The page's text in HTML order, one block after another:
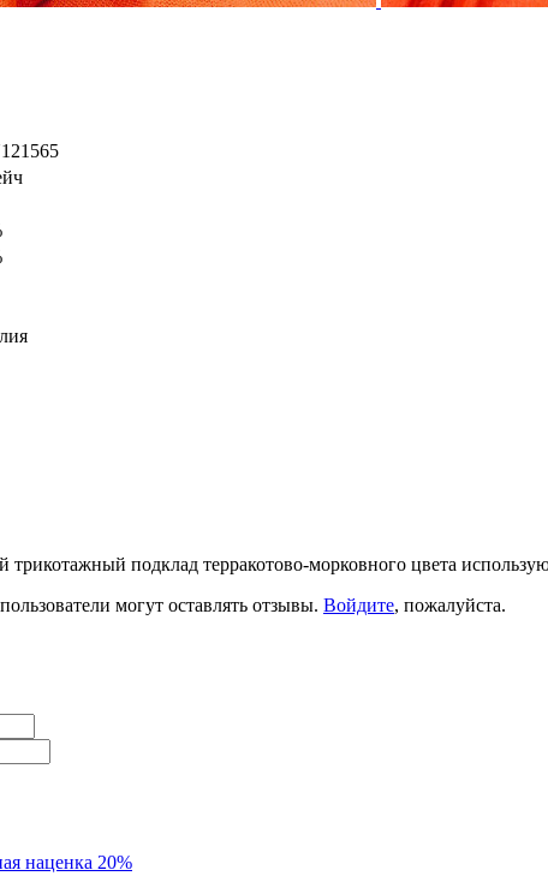
трикотажный подклад терракотово-морковного цвета
могут оставлять отзывы. Войдите, пожалуйста.
наценка 20%